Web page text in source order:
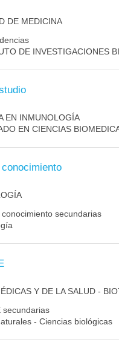
DE MEDICINA
DE INVESTIGACIONES
EN INMUNOLOGÍA
EN CIENCIAS
secundarias
Y DE LA SALUD -
secundarias
- Ciencias biológicas